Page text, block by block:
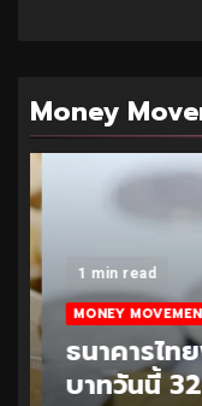
Money
1 min read
MONEY MOVEMENT
ธนาคารไท
บาทวันนี้